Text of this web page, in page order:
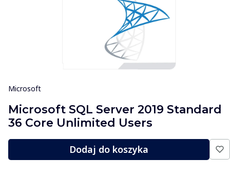
Microsoft
Microsoft SQL Server 2019 Standard
36 Core Unlimited Users
Dodaj do koszyka